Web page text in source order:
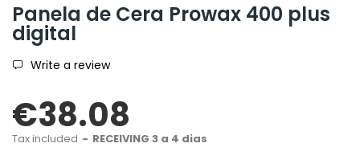
Panela de Cera Prowax 400 plus
digital
Write a review
€38.08
Tax included RECEIVING 3 a 4 dias